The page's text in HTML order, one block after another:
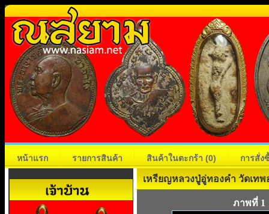
หน้าแรก รายการสินค้า สินค้าในตะกร้า (0) การสั่ง
เหรียญหลวงปู่อู่ทองคำ วัดเทพ
ภาพที่ 1